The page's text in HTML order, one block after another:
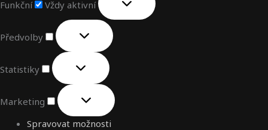
Funkční Vždy aktivní
Předvolby
Statistiky
Marketing
Spravovat možnosti